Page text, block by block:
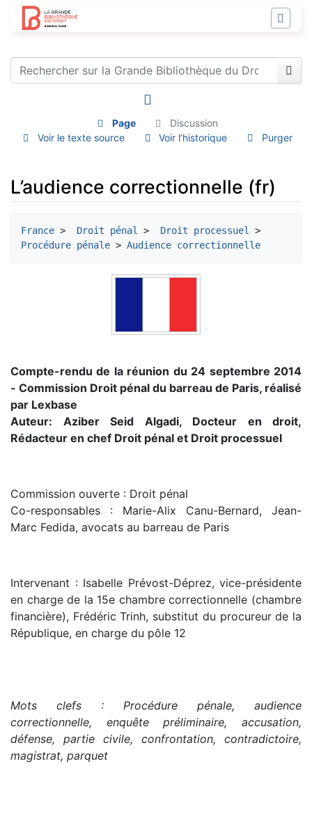
Page
Discussion
Voir le texte source
Voir l’historique Purger
L’audience correctionnelle (fr)
France > Droit pénal > Droit processuel
Procédure pénale > Audience correctionnelle
Compte-rendu de la réunion du 24 septembre 2014
- Commission Droit pénal du barreau de Paris, réalisé
par Lexbase
Auteur: Aziber Seid Algadi, Docteur en droit,
Rédacteur en chef Droit pénal et Droit processuel
Commission ouverte : Droit pénal
Co-responsables : Marie-Alix Canu-Bernard, Jean-
Marc Fedida, avocats au barreau de Paris
Intervenant : Isabelle Prévost-Déprez, vice-présidente
en charge de la 15e chambre correctionnelle (chambre
financière), Frédéric Trinh, substitut du procureur de la
République, en charge du pôle 12
Mots clefs : Procédure pénale, audience
correctionnelle, enquête préliminaire, accusation,
défense, partie civile, confrontation, contradictoire,
magistrat, parquet